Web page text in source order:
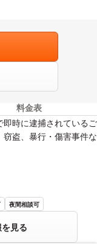
料金表
時に逮捕されているご
盗、暴行・傷害事件な
夜間相談可
見る